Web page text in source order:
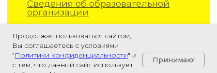
Продолжая пользоваться сайтом,
Вы соглашаетесь с условиями
"Политики конфиденциальности" и
с тем, что данный сайт использует
Принимаю!